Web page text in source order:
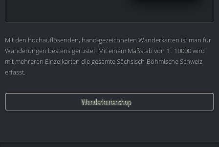
Mit den hochauflösenden, hand-gezeichneten Wanderkarten ist man für
Wanderungen bestens gerüstet. Mit einem Maßstab von 1 : 10000 wird
mit mehreren Einzelkarten die gesamte Sächsisch-Böhmische Schweiz
erfasst.
Wanderkartenshop